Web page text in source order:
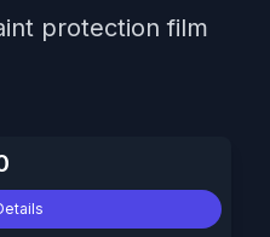
protection film